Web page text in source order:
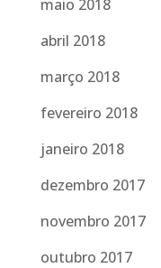
maio 2018
abril 2018
março 2018
fevereiro 2018
janeiro 2018
dezembro 2017
novembro 2017
outubro 2017